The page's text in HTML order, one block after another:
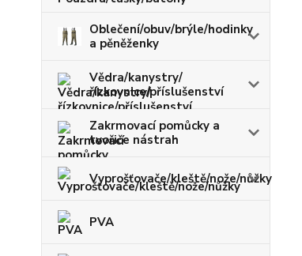
Oblečení/obuv/brýle/hodinky
a pěněženky
Vědra/kanystry/
řízkovnice/příslušenství
Zakrmovací pomůcky a
tvořiče nástrah
Vyprošťovače/kleště/nože/nůžky
PVA